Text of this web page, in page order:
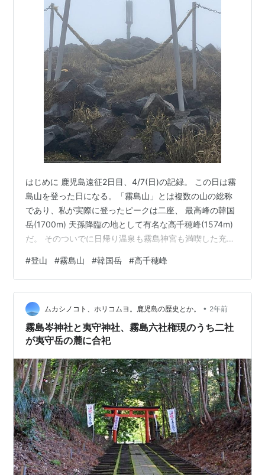
はじめに 鹿児島遠征2日目、4/7(日)の記録。 この日は霧
島山を登った日になる。「霧島山」とは複数の山の総称
であり、私が実際に登ったピークは二座、 最高峰の韓国
岳(1700m) 天孫降臨の地として有名な高千穂峰(1574m)
だ。 そのついでに日帰り温泉も霧島神宮も満喫した充実
7:05 韓国岳山頂 9:10 えびの高原へ下山 10:30 高千穂河
原出発 11:40 高千穂峰山頂 12:30 高千穂河原へ下山 日帰
り温泉：霧島国際ホテル 霧島神宮へ 無事帰還 総括 山行
録 白鳥温泉で素泊まりした前夜から、朝は4:30に起床。
霧島山の…
#登山 #霧島山 #韓国岳 #高千穂峰
ムカシノコト、ホリコムヨ。鹿児島の歴史とか。 • 2年前
霧島岑神社と夷守神社、霧島六社権現のうち二社
が夷守岳の麓に合祀